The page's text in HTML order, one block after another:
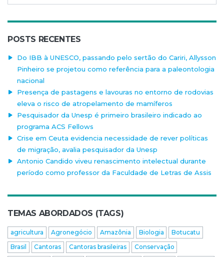
POSTS RECENTES
Do IBB à UNESCO, passando pelo sertão do Cariri, Allysson
Pinheiro se projetou como referência para a paleontologia
nacional
Presença de pastagens e lavouras no entorno de rodovias
eleva o risco de atropelamento de mamíferos
Pesquisador da Unesp é primeiro brasileiro indicado ao
programa ACS Fellows
Crise em Ceuta evidencia necessidade de rever políticas
de migração, avalia pesquisador da Unesp
Antonio Candido viveu renascimento intelectual durante
período como professor da Faculdade de Letras de Assis
TEMAS ABORDADOS (TAGS)
agricultura Agronegócio Amazônia Biologia
Botucatu
Brasil
Cantoras Cantoras brasileiras
Conservação